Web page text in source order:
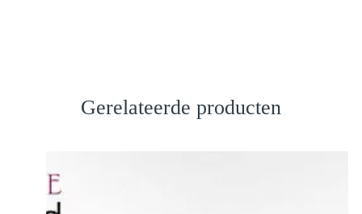
Gerelateerde producten